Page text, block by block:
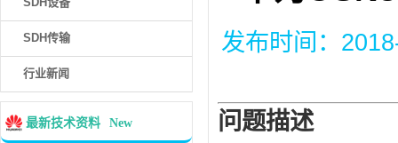
SDH传输
行业新闻
最新技术资料 New
发布时间：
问题描述